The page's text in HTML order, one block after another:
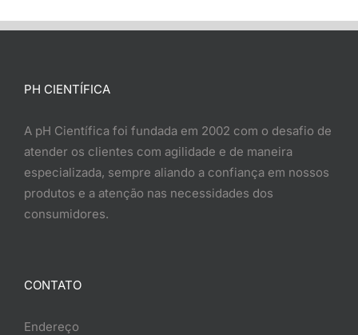
PH CIENTÍFICA
A pH Científica foi fundada em 2002 com o desafio de
atender os clientes com agilidade e de maneira
especializada, sempre aliando a confiança em nossos
produtos e a atenção nas necessidades dos
consumidores.
CONTATO
Endereço